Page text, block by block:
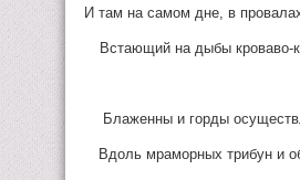
И там на самом дне, в
Встающий на дыбы кроваво-
Блаженны и горды
Вдоль мраморных трибун и